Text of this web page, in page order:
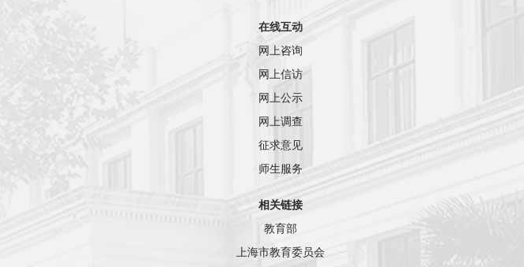
在线互动
网上咨询
网上信访
网上公示
网上调查
征求意见
师生服务
相关链接
教育部
上海市教育委员会